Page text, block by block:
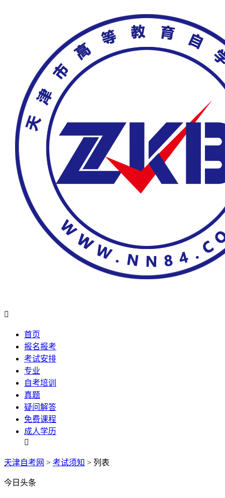

首页
报名报考
考试安排
专业
自考培训
真题
疑问解答
免费课程
成人学历

天津自考网 > 考试须知 > 列表
今日头条